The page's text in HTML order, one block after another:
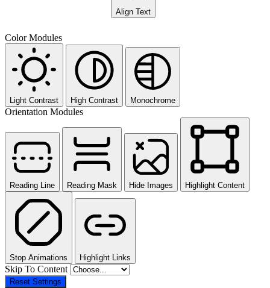
Align Text
Color Modules
Light Contrast High Contrast Monochrome
Orientation Modules
Reading Line Reading Mask Hide Images Highlight Content
Stop Animations Highlight Links
Skip To Content
Reset Settings